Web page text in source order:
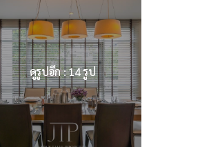
ดูรูปอีก : 14 รูป